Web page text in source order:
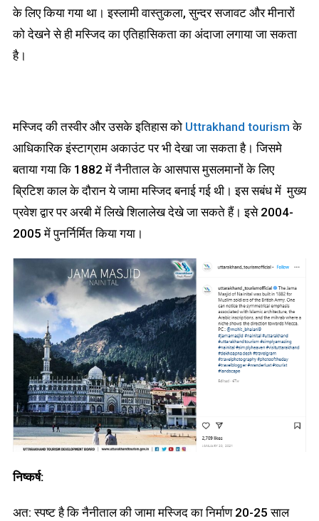
के लिए किया गया था। इस्लामी वास्तुकला, सुन्दर सजावट और मीनारों
को देखने से ही मस्जिद का एतिहासिकता का अंदाजा लगाया जा सकता
है।
मस्जिद की तस्वीर और उसके इतिहास को Uttrakhand tourism के
आधिकारिक इंस्टाग्राम अकाउंट पर भी देखा जा सकता है। जिसमे
बताया गया कि 1882 में नैनीताल के आसपास मुसलमानों के लिए
ब्रिटिश काल के दौरान ये जामा मस्जिद बनाई गई थी। इस सबंध में मुख्य
प्रवेश द्वार पर अरबी में लिखे शिलालेख देखे जा सकते हैं। इसे 2004-
2005 में पुनर्निर्मित किया गया।
निष्कर्ष:
अत: स्पष्ट है कि नैनीताल की जामा मस्जिद का निर्माण 20-25 साल